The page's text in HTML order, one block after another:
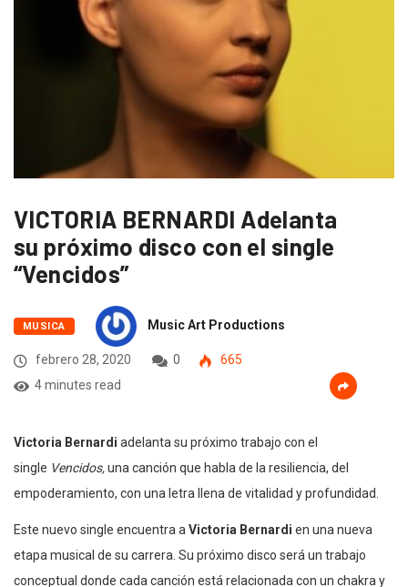
VICTORIA BERNARDI Adelanta
su próximo disco con el single
“Vencidos”
MUSICA Music Art Productions
febrero 28, 2020 0
665
4 minutes read
Victoria Bernardi adelanta su próximo trabajo con el
single Vencidos,una canción que habla de la resiliencia, del
empoderamiento, con una letra llena de vitalidad y profundidad.
Este nuevo single encuentra a Victoria Bernardi en una nueva
etapa musical de su carrera. Su próximo disco será un trabajo
conceptual donde cada canción está relacionada con un chakra y